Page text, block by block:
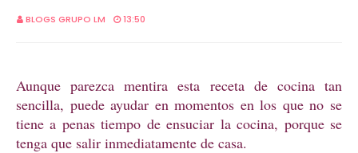
BLOGS GRUPO LM 13:50
Aunque parezca mentira esta receta de cocina tan
sencilla, puede ayudar en momentos en los que no se
tiene a penas tiempo de ensuciar la cocina, porque se
tenga que salir inmediatamente de casa.